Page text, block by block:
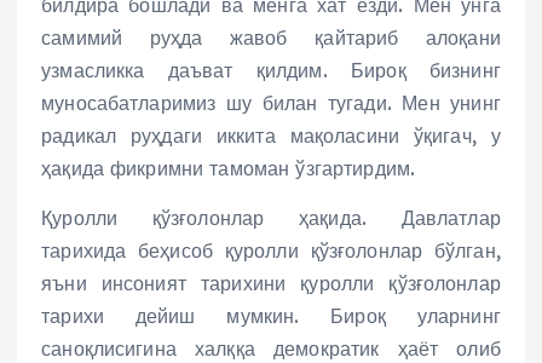
билдира бошлади ва менга хат ёзди. Мен унга
самимий руҳда жавоб қайтариб алоқани
узмасликка даъват қилдим. Бироқ бизнинг
муносабатларимиз шу билан тугади. Мен унинг
радикал руҳдаги иккита мақоласини ўқигач, у
ҳақида фикримни тамоман ўзгартирдим.
Қуролли қўзғолонлар ҳақида. Давлатлар
тарихида беҳисоб қуролли қўзғолонлар бўлган,
яъни инсоният тарихини қуролли қўзғолонлар
тарихи дейиш мумкин. Бироқ уларнинг
саноқлисигина халққа демократик ҳаёт олиб